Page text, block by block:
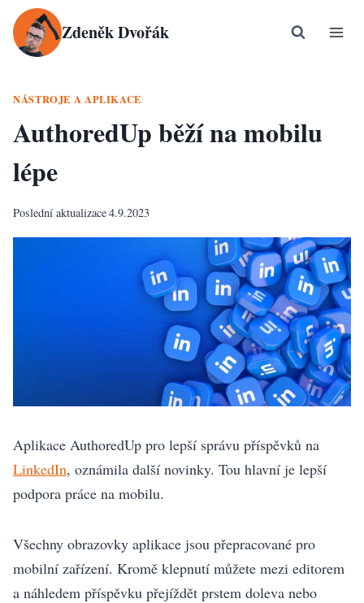
Přeskočit
obsah
Zdeněk Dvořák
NÁSTROJE A APLIKACE
AuthoredUp běží na mobilu
lépe
Poslední aktualizace4.9.2023
Aplikace AuthoredUp pro lepší správu příspěvků na
LinkedIn, oznámila další novinky. Tou hlavní je lepší
podpora práce na mobilu.
Všechny obrazovky aplikace jsou přepracované pro
mobilní zařízení. Kromě klepnutí můžete mezi editorem
a náhledem příspěvku přejíždět prstem doleva nebo